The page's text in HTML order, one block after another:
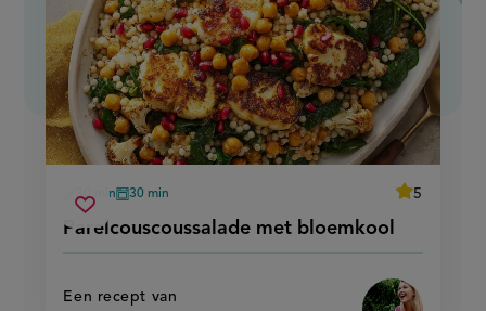
Parelcouscoussalade met bloemkool
voorbereidingstijd
30 min
oventijd
30 min
average
5
Beoordeel
bloemkool'
Een recept van
Sla
parelcouscoussalade
met
bloemkool